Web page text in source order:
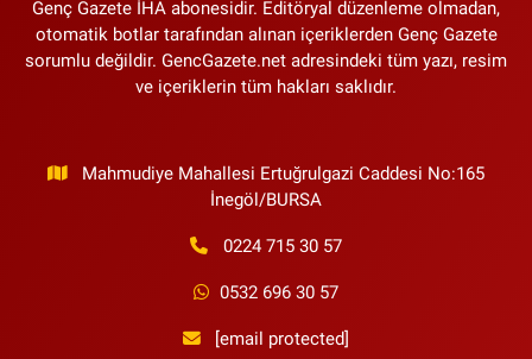
Genç Gazete İHA abonesidir. Editöryal düzenleme olmadan,
otomatik botlar tarafından alınan içeriklerden Genç Gazete
sorumlu değildir. GencGazete.net adresindeki tüm yazı, resim
ve içeriklerin tüm hakları saklıdır.
Mahmudiye Mahallesi Ertuğrulgazi Caddesi No:165
İnegöl/BURSA
0224 715 30 57
0532 696 30 57
[email protected]